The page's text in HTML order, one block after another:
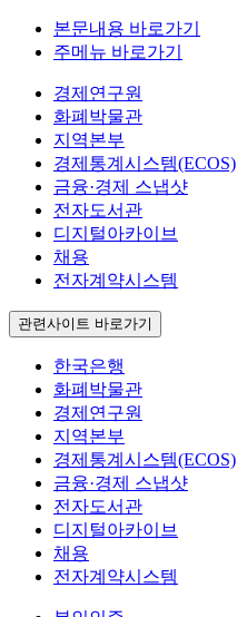
본문내용 바로가기
주메뉴 바로가기
경제연구원
화폐박물관
지역본부
경제통계시스템(ECOS)
금융·경제 스냅샷
전자도서관
디지털아카이브
채용
전자계약시스템
관련사이트 바로가기
한국은행
화폐박물관
경제연구원
지역본부
경제통계시스템(ECOS)
금융·경제 스냅샷
전자도서관
디지털아카이브
채용
전자계약시스템